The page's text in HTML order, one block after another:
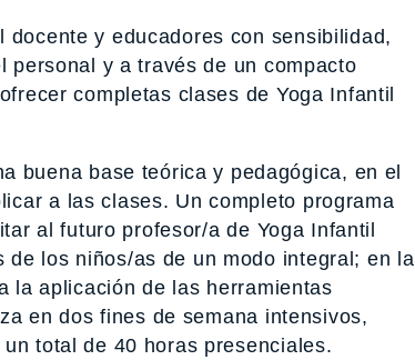
y educadores con sensibilidad,
personal y a través de un compacto
completas clases de Yoga Infantil
buena base teórica y pedagógica, en el
a las clases. Un completo programa
al futuro profesor/a de Yoga Infantil
los niños/as de un modo integral; en la
la aplicación de las herramientas
en dos fines de semana intensivos,
total de 40 horas presenciales.